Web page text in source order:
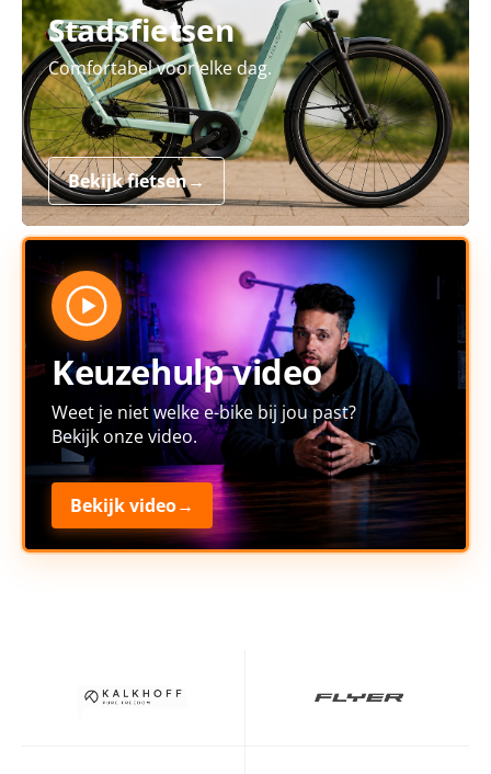
Stadsfietsen
Comfortabel voor elke dag.
Bekijk fietsen→
Keuzehulp video
Weet je niet welke e-bike bij jou past?
Bekijk onze video.
Bekijk video→